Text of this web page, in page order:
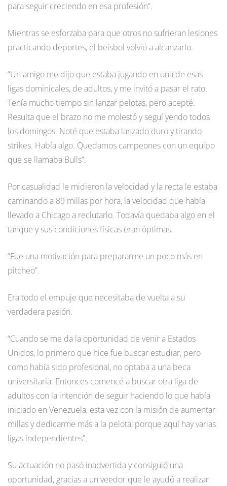
para seguir creciendo en esa profesión”.
Mientras se esforzaba para que otros no sufrieran lesiones
practicando deportes, el beisbol volvió a alcanzarlo.
“Un amigo me dijo que estaba jugando en una de esas
ligas dominicales, de adultos, y me invitó a pasar el rato.
Tenía mucho tiempo sin lanzar pelotas, pero acepté.
Resulta que el brazo no me molestó y seguí yendo todos
los domingos. Noté que estaba lanzado duro y tirando
strikes. Había algo. Quedamos campeones con un equipo
que se llamaba Bulls”.
Por casualidad le midieron la velocidad y la recta le estaba
caminando a 89 millas por hora, la velocidad que había
llevado a Chicago a reclutarlo. Todavía quedaba algo en el
tanque y sus condiciones físicas eran óptimas.
“Fue una motivación para prepararme un poco más en
pitcheo”.
Era todo el empuje que necesitaba de vuelta a su
verdadera pasión.
“Cuando se me da la oportunidad de venir a Estados
Unidos, lo primero que hice fue buscar estudiar, pero
como había sido profesional, no optaba a una beca
universitaria. Entonces comencé a buscar otra liga de
adultos con la intención de seguir haciendo lo que había
iniciado en Venezuela, esta vez con la misión de aumentar
millas y dedicarme más a la pelota, porque aquí hay varias
ligas independientes”.
Su actuación no pasó inadvertida y consiguió una
oportunidad, gracias a un veedor que le ayudó a realizar